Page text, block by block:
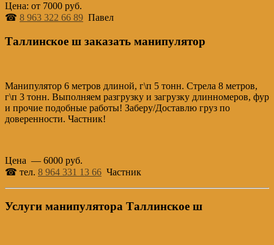
Цена: от 7000 руб.
☎ 8 963 322 66 89 Павел
Таллинское ш заказать манипулятор
Манипулятор 6 метров длиной, г\п 5 тонн. Стрела 8 метров,
г\п 3 тонн. Выполняем разгрузку и загрузку длинномеров, фур
и прочие подобные работы! Заберу/Доставлю груз по
доверенности. Частник!
Цена — 6000 руб.
☎ тел. 8 964 331 13 66 Частник
Услуги манипулятора Таллинское ш